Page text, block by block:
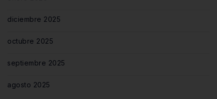
diciembre 2025
octubre 2025
septiembre 2025
agosto 2025